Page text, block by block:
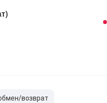
возврат